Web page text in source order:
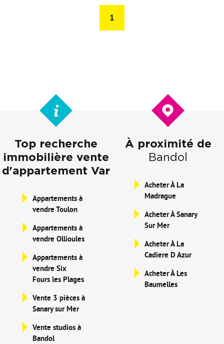
1
Top recherche
immobilière vente
d'appartement Var
Appartements à
vendre Toulon
Appartements à
vendre Ollioules
Appartements à
vendre Six
Fours les Plages
Vente 3 pièces à
Sanary sur Mer
Vente studios à
Bandol
À proximité de
Bandol
Acheter À La
Madrague
Acheter À Sanary
Sur Mer
Acheter À La
Cadiere D Azur
Acheter À Les
Baumelles